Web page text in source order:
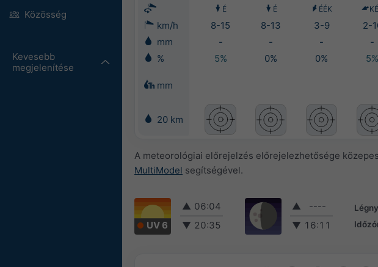
Közösség
Kevesebb
megjelenítése
É É ÉÉK
km/h 8-15 8-13 3-9 2-
mm
- - - -
%
5% 0% 0% 5%
mm
20 km
A meteorológiai előrejelzés előrejelezhetősége
MultiModel segítségével.
UV 6
▲ 06:04
▼ 20:35
▲
----
▼ 16:11